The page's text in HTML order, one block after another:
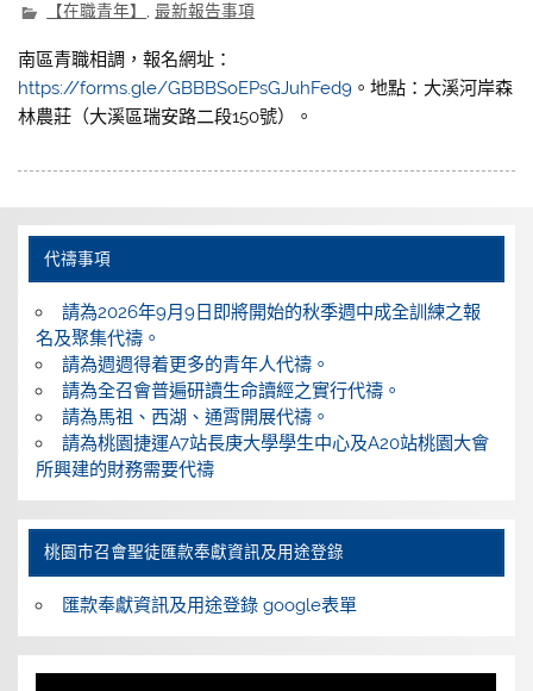
【在職青年】 ,最新報告事項
南區青職相調，報名網址：
https://forms.gle/GBBBSoEPsGJuhFed9 。地點：大溪河岸森
林農莊（大溪區瑞安路二段150號）。
代禱事項
請為2026年9月9日即將開始的秋季週中成全訓練之報
名及聚集代禱。
請為週週得着更多的青年人代禱。
請為全召會普遍研讀生命讀經之實行代禱。
請為馬祖、西湖、通霄開展代禱。
請為桃園捷運A7站長庚大學學生中心及A20站桃園大會
所興建的財務需要代禱
桃園巿召會聖徒匯款奉獻資訊及用途登錄
匯款奉獻資訊及用途登錄 google表單